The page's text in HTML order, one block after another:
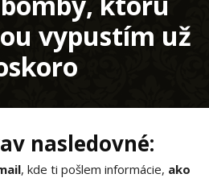
vypustím už
nasledovné:
, kde ti pošlem informácie, ako